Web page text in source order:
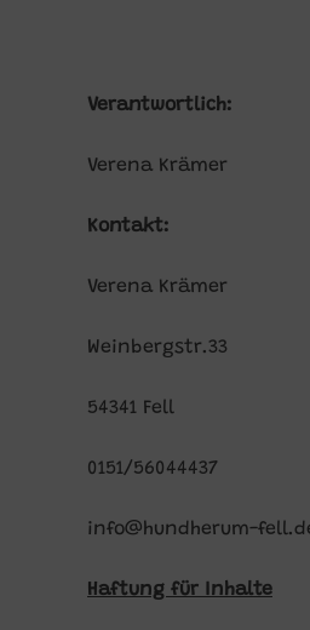
Verantwortlich:
Verena Krämer
Kontakt:
Verena Krämer
Weinbergstr.33
54341 Fell
0151/56044437
info@hundherum-
Haftung für Inhalte